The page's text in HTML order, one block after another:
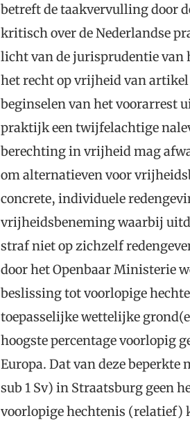
betreft de taakvervulling door
kritisch over de Nederlandse
licht van de jurisprudentie van
het recht op vrijheid van artikel
beginselen van het voorarrest
praktijk een twijfelachtige
berechting in vrijheid mag
om alternatieven voor
concrete, individuele
vrijheidsbeneming waarbij
straf niet op zichzelf
door het Openbaar Ministerie
beslissing tot voorlopige
toepasselijke wettelijke
hoogste percentage voorlopig
Europa. Dat van deze
sub 1 Sv) in Straatsburg geen
voorlopige hechtenis (relatief)